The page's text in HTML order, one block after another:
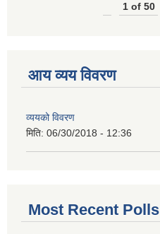
1 of 50
आय व्यय विवरण
व्ययको विवरण
मिति: 06/30/2018 - 12:36
Most Recent Polls